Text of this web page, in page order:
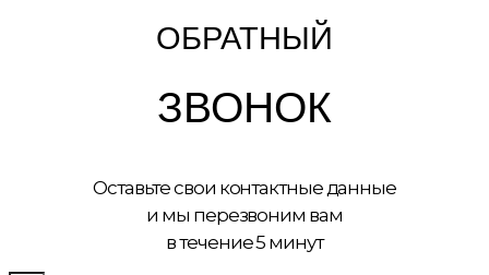
ОБРАТНЫЙ
ЗВОНОК
Оставьте свои контактные данные
и мы перезвоним вам
в течение 5 минут